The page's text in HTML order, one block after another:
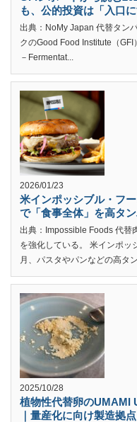
も、公的投資は「入口に
出典：NoMy Japan 代替タン
クのGood Food Institute（
－Fermentat...
2026/01/23
米インポッシブル・フ
で「食事全体」を高タ
出典：Impossible Foods 代替
を強化している。 米インポ
月、パスタやパンなどの高タ
2025/10/28
植物性代替卵のUMAMI
｜量産化に向け製造拠